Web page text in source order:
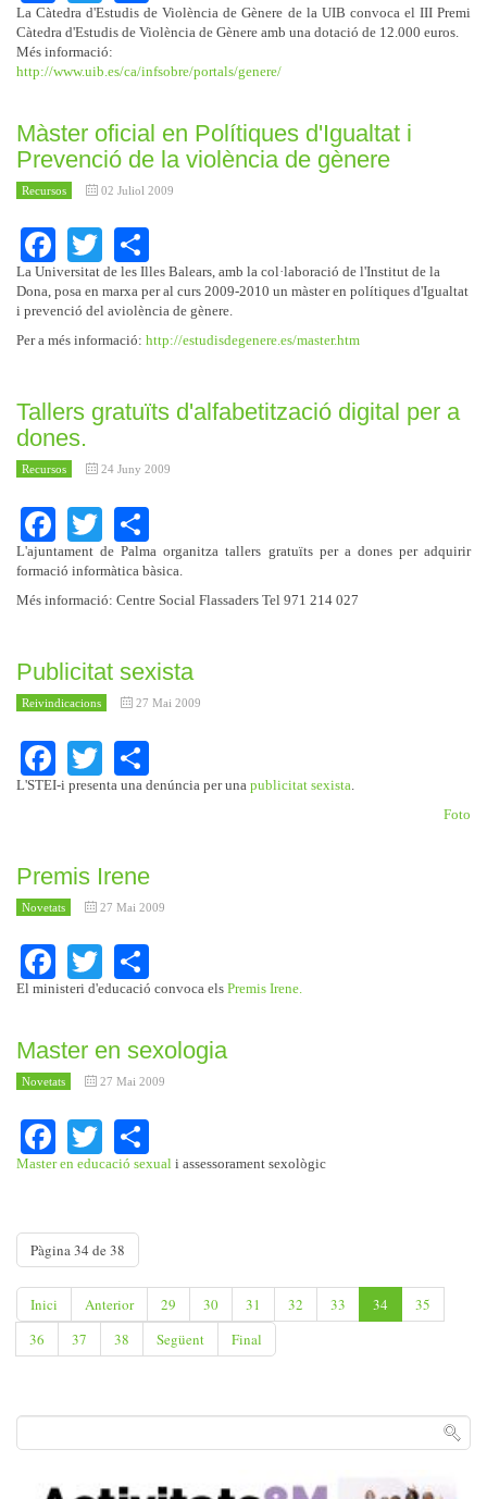
La Càtedra d'Estudis de Violència de Gènere de la UIB convoca el III Premi
Càtedra d'Estudis de Violència de Gènere amb una dotació de 12.000 euros.
Més informació:
http://www.uib.es/ca/infsobre/portals/genere/
Màster oficial en Polítiques d'Igualtat i
Prevenció de la violència de gènere
Recursos 02 Juliol 2009
Facebook
Twitter
La Universitat de les Illes Balears, amb la col·laboració de l'Institut de la
Dona, posa en marxa per al curs 2009-2010 un màster en polítiques d'Igualtat
i prevenció del aviolència de gènere.
Per a més informació: http://estudisdegenere.es/master.htm
Tallers gratuïts d'alfabetització digital per a
dones.
Recursos 24 Juny 2009
Facebook
Twitter
L'ajuntament de Palma organitza tallers gratuïts per a dones per adquirir
formació informàtica bàsica.
Més informació: Centre Social Flassaders Tel 971 214 027
Publicitat sexista
Reivindicacions 27 Mai 2009
Facebook
Twitter
L'STEI-i presenta una denúncia per una publicitat sexista
Foto
Premis Irene
Novetats 27 Mai 2009
Facebook
Twitter
El ministeri d'educació convoca els Premis Irene.
Master en sexologia
Novetats 27 Mai 2009
Facebook
Twitter
Master en educació sexual i assessorament sexològic
Pàgina 34 de 38
Inici Anterior 29 30 31 32 33 34
35
36
37 38 Següent Final